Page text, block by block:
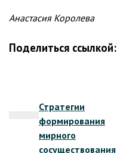
Анастасия Королева
Поделиться ссылкой:
записям
Стратегии
формирования
мирного
сосуществования